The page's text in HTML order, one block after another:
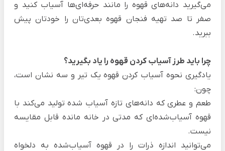
می‌گیرید دانه‌های قهوه را مانند حرفه‌ای‌ها آسیاب کنید و
صفر تا صد تهیه فنجان قهوه بعدی‌تان را خودتان پیش
ببرید.
چرا باید طرز آسیاب کردن قهوه را یاد بگیرید؟
یادگیری نحوه آسیاب کردن قهوه یک تیر و سه نشان است،
چون:
طعم و عطری که دانه‌های تازه آسیاب شده تولید می‌کند با
قهوه‌ آسیاب‌شده‌ای که مدتی در خانه مانده قابل مقایسه
نیست.
می‌توانید اندازه ذرات را در قهوه آسیاب‌شده به دلخواه